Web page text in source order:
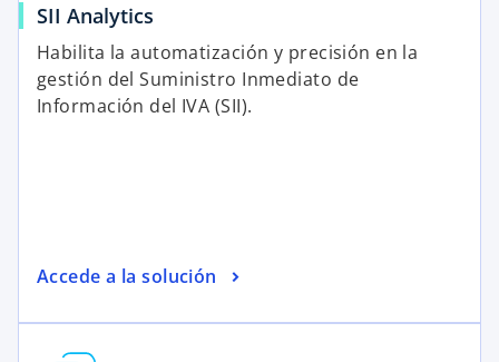
SII Analytics​
Habilita la automatización y precisión en la
gestión del Suministro Inmediato de
Información del IVA (SII)​.
Accede a la solución